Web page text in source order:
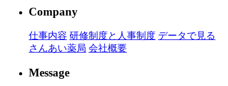
Company
仕事内容 研修制度と人事制度 データで見る
さんあい薬局 会社概要
Message